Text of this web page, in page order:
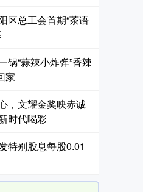
区总工会首期“茶语
锅“蒜辣小炸弹”香辣
家
，文耀金奖映赤诚
时代喝彩
特别股息每股0.01